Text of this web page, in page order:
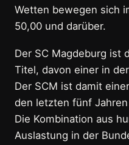
Wetten bewegen sich
50,00 und darüber.
Der SC Magdeburg ist
Titel, davon einer in
Der SCM ist damit
den letzten fünf
Die Kombination aus
Auslastung in der